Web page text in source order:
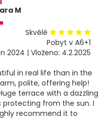
M
Skvělé
Pobyt v A6+1
2024 | Vloženo: 4.2.2025
in real life than in the
polite, offering help!
terrace with a dazzling
protecting from the sun. I
recommend it to